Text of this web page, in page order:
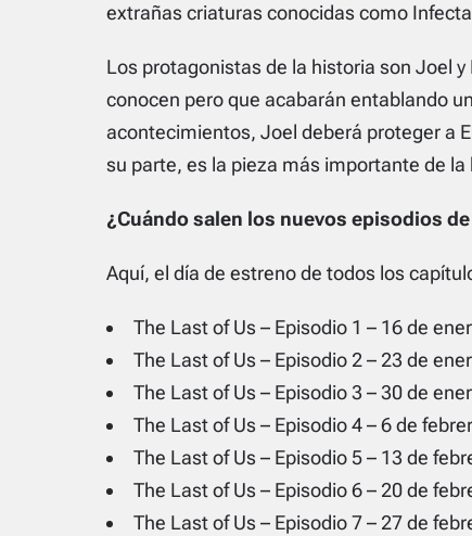
extrañas criaturas conocidas como
Los protagonistas de la historia son Joel
conocen pero que acabarán entablando
acontecimientos, Joel deberá proteger a
su parte, es la pieza más importante de
¿Cuándo salen los nuevos episodios de
Aquí, el día de estreno de todos los
The Last of Us – Episodio 1 – 16 de
The Last of Us – Episodio 2 – 23 de
The Last of Us – Episodio 3 – 30 de
The Last of Us – Episodio 4 – 6 de
The Last of Us – Episodio 5 – 13 de
The Last of Us – Episodio 6 – 20 de
The Last of Us – Episodio 7 – 27 de